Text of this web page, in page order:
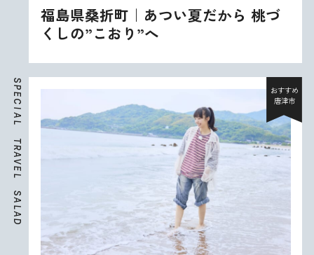
福島県桑折町｜あつい夏だから 桃づ
くしの”こおり”へ
S
P
E
C
I
A
L
T
R
A
V
E
L
S
A
L
A
D
おすすめ
唐津市